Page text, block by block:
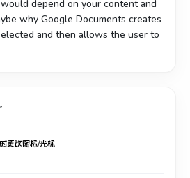
depend on your content and
why Google Documents creates
and then allows the user to
更改图标/光标